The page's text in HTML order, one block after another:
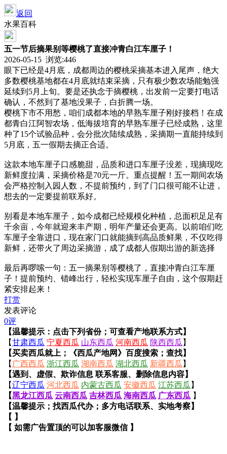
返回
水果百科
五一节后摘果别等樱桃了直接冲青白江车厘子！
2026-05-15 浏览:446
眼下已经是4月底，成都周边的樱桃采摘基本进入尾声，绝大
多数樱桃基地都在4月底就结束采摘，只有极少数农场能勉强
延续到5月上旬。要是还执念于摘樱桃，出发前一定要打电话
确认，不然到了基地没果子，白折腾一场。
樱桃下市不用愁，咱们成都本地的早熟车厘子刚好接档！在成
都青白江阿智农场，低海拔培育的早熟车厘子已经成熟，这里
种了15个试验品种，会分批次陆续成熟，采摘期一直能持续到
5月底，五一假期去摘正合适。
这款本地车厘子口感脆甜，品质和进口车厘子没差，现摘现吃
新鲜度拉满，采摘价格是70元一斤。重点提醒！五一期间农场
会严格控制入园人数，不提前预约，到了门口很可能不让进，
想去的一定要提前联系好。
别看是本地车厘子，如今成都已经规模化种植，总面积足足有
千余亩，今年就迎来丰产期，明年产量还会更高。以前咱们吃
车厘子全靠进口，现在家门口就能摘到高品质鲜果，不仅吃得
新鲜，还带火了周边采摘游，成了成都人假期出游的新选择
最后再啰嗦一句：五一摘果别等樱桃了，直接冲青白江车厘
子！提前预约、错峰出行，轻松实现车厘子自由，这个假期赶
紧安排起来！
打赏
发表评论
0评
【温馨提示：点击下列省份；可查看产地联系方式】
【甘肃西瓜 宁夏西瓜 山东西瓜 河南西瓜 陕西西瓜 】
【买卖西瓜就上；《西瓜产地网》百度搜索；查找】
【 广西西瓜 浙江西瓜 湖南西瓜 湖北西瓜 新疆西瓜 】
【遇到、虚假、欺诈信息 联系客服、删除信息内容】
【辽宁西瓜 河北西瓜 内蒙古西瓜 安徽西瓜 江苏西瓜 】
【黑龙江西瓜 云南西瓜 吉林西瓜 海南西瓜 广东西瓜 】
【温馨提示；找西瓜代办；多方电话联系、实地考察】
【 】
【 如需广告置顶的可以加客服微信 】